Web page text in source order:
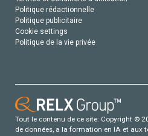
Politique rédactionnelle
Politique publicitaire
Cookie settings
Politique de la vie privée
Tout le contenu de ce site: Copyright ©
de données, a la formation en IA et aux